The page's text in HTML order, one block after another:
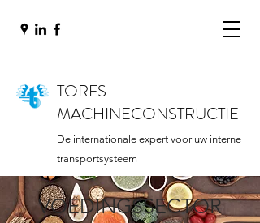
TORFS
MACHINECONSTRUCTIE
De internationale expert voor uw interne
transportsysteem
VOEDINGSSECTOR